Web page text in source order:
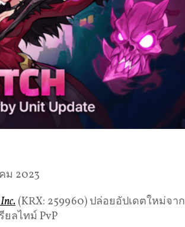
ม 2023
(KRX: 259960) ปล่อยอัปเดตใหม่จาก
ลไทม์ PvP